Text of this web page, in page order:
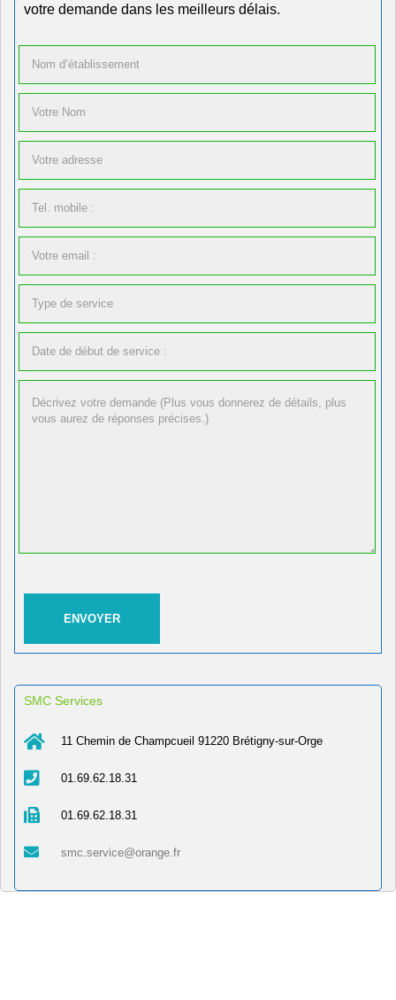
votre demande dans les meilleurs délais.
SMC Services
11 Chemin de Champcueil 91220 Brétigny-sur-Orge
01.69.62.18.31
01.69.62.18.31
smc.service@orange.fr